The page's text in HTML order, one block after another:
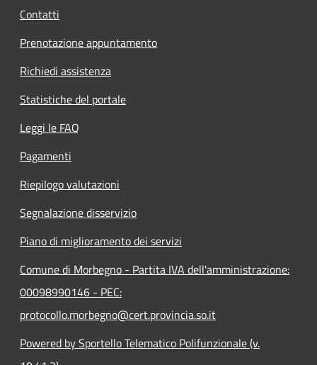
Contatti
Prenotazione appuntamento
Richiedi assistenza
Statistiche del portale
Leggi le FAQ
Pagamenti
Riepilogo valutazioni
Segnalazione disservizio
Piano di miglioramento dei servizi
Comune di Morbegno - Partita IVA dell'amministrazione:
00098990146 - PEC:
protocollo.morbegno@cert.provincia.so.it
Powered by Sportello Telematico Polifunzionale (v.